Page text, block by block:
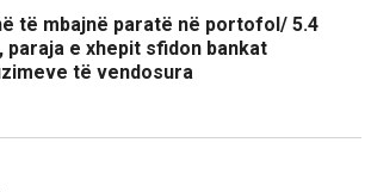
të mbajnë paratë në portofol/ 5.4
paraja e xhepit sfidon bankat
të vendosura